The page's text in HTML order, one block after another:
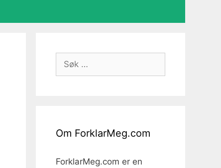
Søk
etter:
Om ForklarMeg.com
ForklarMeg.com er en